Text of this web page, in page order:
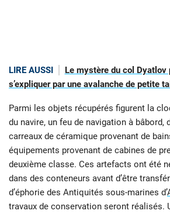
LIRE AUSSI
Le mystère du col
s’expliquer par une avalanche de petite
Parmi les objets récupérés figurent la
du navire, un feu de navigation à bâbord,
carreaux de céramique provenant de
équipements provenant de cabines de
deuxième classe. Ces artefacts ont été
dans des conteneurs avant d’être
d’éphorie des Antiquités sous-marines d’
travaux de conservation seront réalisés.